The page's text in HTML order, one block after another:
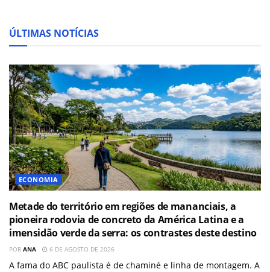
ÚLTIMAS NOTÍCIAS
ECONOMIA
Metade do território em regiões de mananciais, a
pioneira rodovia de concreto da América Latina e a
imensidão verde da serra: os contrastes deste destino
POR ANA 6 DE AGOSTO DE 2026
A fama do ABC paulista é de chaminé e linha de montagem. A